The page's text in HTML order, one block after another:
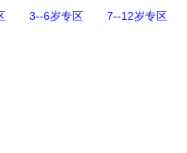
3--6岁专区 7--12岁专区